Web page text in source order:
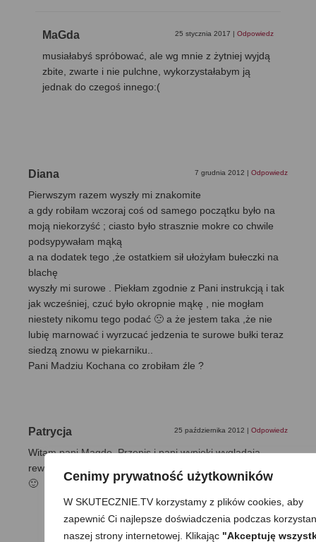
Cenimy prywatność użytkowników
W SKUTECZNIE.TV korzystamy z plików cookies, aby
zapewnić Ci najlepsze doświadczenia podczas
naszej strony internetowej. Klikając "Akceptuję
MaGda 25 stycznia 2017 Odpowiedz
musiałabyś spróbować, ale wg mnie z żytniej wyjdą
zbite, zwarte i nie pulchne, wykorzystałabym ją
jednak do czegoś innego:(
Diana 7 grudnia 2012 Odpowiedz
Pierwszym razem wyszły mi znakomite
a gdy robiłam wczoraj coś od samego początku było na
moją niekorzyść ; ciasto było strasznie mokre co chwile
podsypywałam mąką
a na dodatek tego ,że ostatkiem sił ułożyłam bułeczki na
blachę
wyszły mi surowe . Piekłam zgodnie z Pani instrukcją i tak
jak wcześniej, czuć było okropnie mąkę , nie mogłam
niestety nikomu tego podać 🙁 a że jestem taka ,że nie
lubię marnować i wyrzucać jedzenia te surowe bułki teraz
siedzą znowu w piekarniku..
Pani Madziu Kochana co zrobiłam źle ?
Patrycja 25 października 2012 Odpowiedz
Witam pani Magdo. Przepis i pani wypieki wyglądają
rewelacyjnie. Muszę koniecznie go wypróbować u siebie
🙂